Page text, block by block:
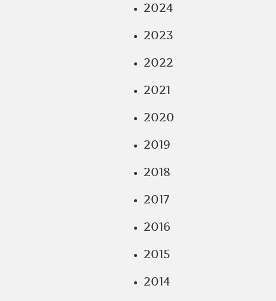
2024
2023
2022
2021
2020
2019
2018
2017
2016
2015
2014